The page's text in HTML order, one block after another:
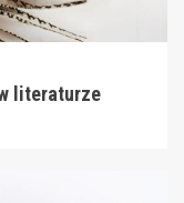
literaturze